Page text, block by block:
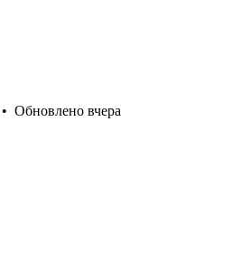
• Обновлено вчера